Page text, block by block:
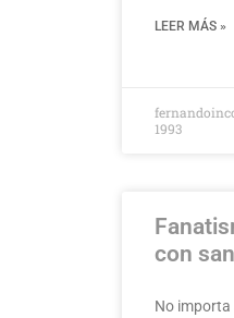
LEER MÁS »
1993
con
No